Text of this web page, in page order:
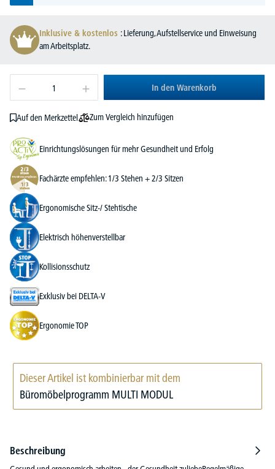
Inklusive & kostenlos : Lieferung, Aufstellservice und Einweisung
am Arbeitsplatz.
In den Warenkorb
Auf den Merkzettel Zum Vergleich hinzufügen
Einrichtungslösungen für mehr Gesundheit und Erfolg
Fachärzte empfehlen: 1/3 Stehen + 2/3 Sitzen
Ergonomische Sitz-/ Stehtische
Elektrisch höhenverstellbar
Kollisionsschutz
Exklusiv bei DELTA-V
Ergonomie TOP
Dieser Artikel ist kombinierbar mit dem
Büromöbelprogramm MULTI MODUL
Beschreibung